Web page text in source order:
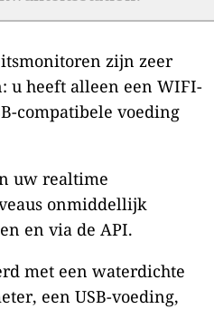
zijn zeer
u heeft alleen een WIFI-
compatibele voeding
uw realtime
onmiddellijk
en via de API.
met een waterdichte
een USB-voeding,